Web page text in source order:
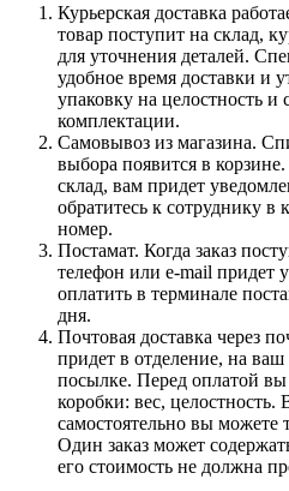
Курьерская доставка
товар поступит на склад,
для уточнения деталей.
удобное время доставки и
упаковку на целостность и
комплектации.
Самовывоз из магазина.
выбора появится в
склад, вам придет
обратитесь к сотруднику в
номер.
Постамат. Когда заказ
телефон или e-mail придет
оплатить в терминале
дня.
Почтовая доставка через
придет в отделение, на
посылке. Перед оплатой
коробки: вес, целостность.
самостоятельно вы можете
Один заказ может
его стоимость не должна